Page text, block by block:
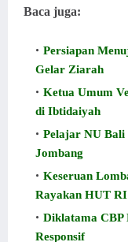
Baca juga:
Persiapan
Gelar Ziarah
Ketua Umum
di Ibtidaiyah
Pelajar NU Bali
Jombang
Keseruan
Rayakan HUT RI
Diklatama CBP
Responsif